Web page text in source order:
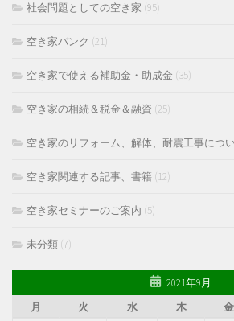
社会問題としての空き家 (95)
空き家バンク (21)
空き家で使える補助金・助成金 (35)
空き家の相続＆税金＆融資 (25)
空き家のリフォーム、解体、耐震工事につ
空き家関連する記事、書籍 (12)
空き家セミナーのご案内 (5)
未分類 (7)
2021年9月
月
火 水 木 金